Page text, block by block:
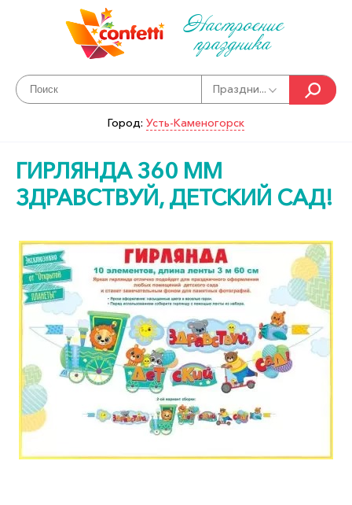
Настроение
праздника
Праздни...
Город: Усть-Каменогорск
ГИРЛЯНДА 360 ММ
ЗДРАВСТВУЙ, ДЕТСКИЙ САД!